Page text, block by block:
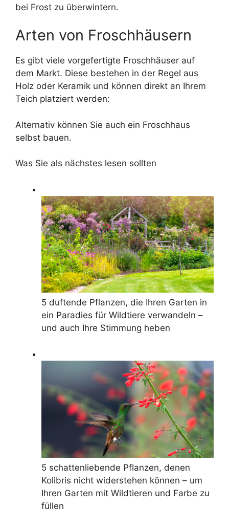
bei Frost zu überwintern.
Arten von Froschhäusern
Es gibt viele vorgefertigte Froschhäuser auf
dem Markt. Diese bestehen in der Regel aus
Holz oder Keramik und können direkt an Ihrem
Teich platziert werden:
Alternativ können Sie auch ein Froschhaus
selbst bauen.
Was Sie als nächstes lesen sollten
5 duftende Pflanzen, die Ihren Garten in
ein Paradies für Wildtiere verwandeln –
und auch Ihre Stimmung heben
5 schattenliebende Pflanzen, denen
Kolibris nicht widerstehen können – um
Ihren Garten mit Wildtieren und Farbe zu
füllen